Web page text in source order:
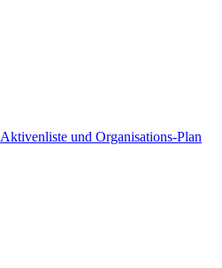
Aktivenliste und Organisations-Plan